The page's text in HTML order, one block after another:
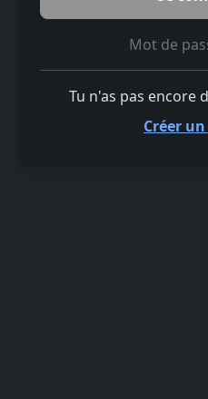
Mot de
Tu n'as pas encore
Créer